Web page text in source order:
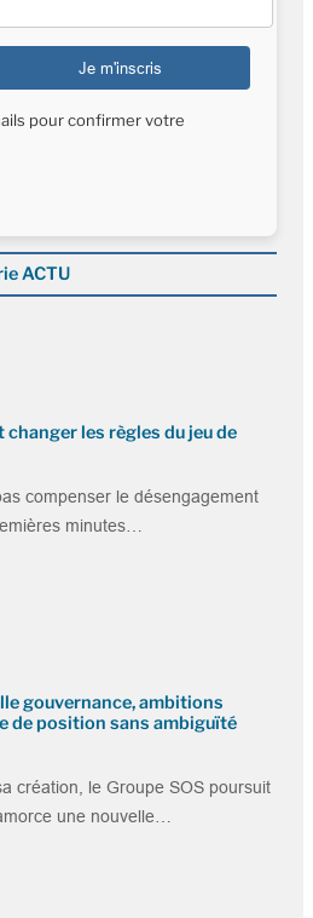
pour confirmer votre
ACTU
les règles du jeu de
compenser le désengagement
minutes…
gouvernance, ambitions
de position sans ambiguïté
création, le Groupe SOS poursuit
une nouvelle…